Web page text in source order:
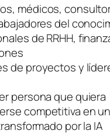
médicos,
del
de RRHH,
de proyectos y
persona que quiera
competitiva en
por la IA